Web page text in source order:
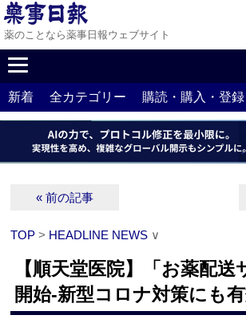
薬のことなら薬事日報ウェブサイト
新着 全カテゴリー 購読・購入・登録
« 前の記事
TOP > HEADLINE NEWS ∨
【順天堂医院】「お薬配送
開始‐新型コロナ対策にも